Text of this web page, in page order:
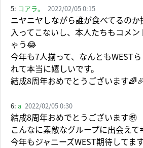
5: コアラ。 2022/02/05 0:15
ニヤニヤしながら誰が食べてるの
入ってこないし、本人たちもコメ
ゃう😂
今年も7人揃って、なんともWEST
れて本当に嬉しいです。
結成8周年おめでとうございます
6: a 2022/02/05 0:30
結成8周年おめでとうございます㊗️
こんなに素敵なグループに出会えて
今年もジャニーズWEST期待してま